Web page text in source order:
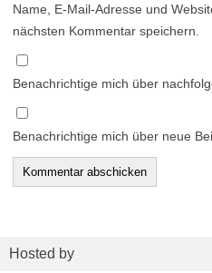
Name, E-Mail-Adresse und
nächsten Kommentar speichern.
Benachrichtige mich über
Benachrichtige mich über neue
Hosted by